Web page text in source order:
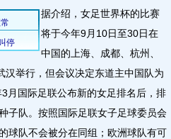
据介绍，女足世界杯的比赛
将于今年9月10日至30日在
中国的上海、成都、杭州、
举行，但会议决定东道主中国队为
月国际足联公布新的女足排名后，排
子队。按照国际足联女子足球委员会
球队不会被分在同组；欧洲球队有可